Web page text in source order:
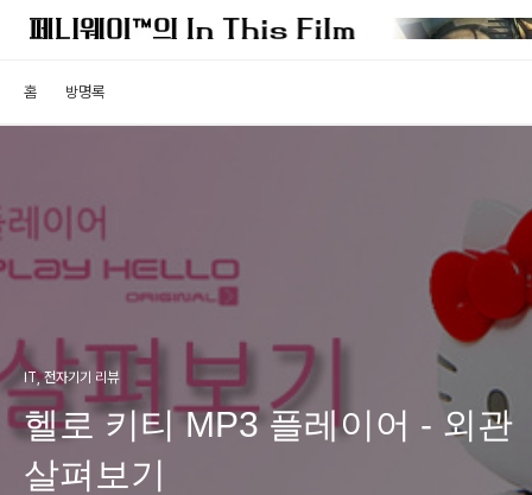
홈 방명록
IT, 전자기기 리뷰
헬로 키티 MP3 플레이어 - 외관
살펴보기